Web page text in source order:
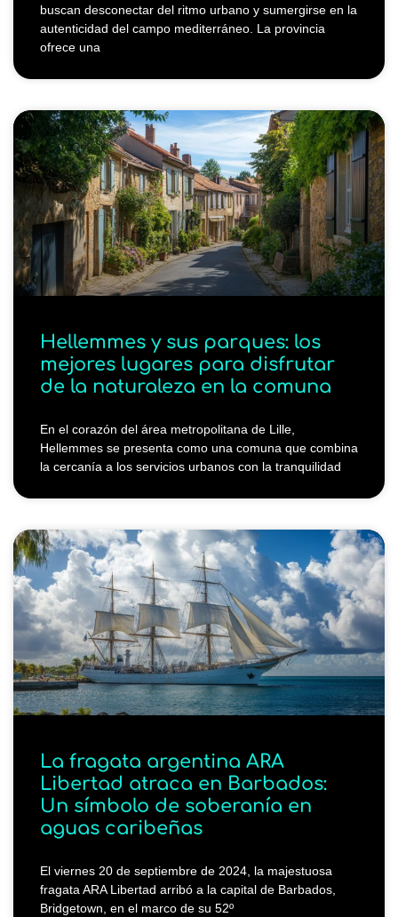
buscan desconectar del ritmo urbano y sumergirse en la
autenticidad del campo mediterráneo. La provincia
ofrece una
Hellemmes y sus parques: los
mejores lugares para disfrutar
de la naturaleza en la comuna
En el corazón del área metropolitana de Lille,
Hellemmes se presenta como una comuna que combina
la cercanía a los servicios urbanos con la tranquilidad
La fragata argentina ARA
Libertad atraca en Barbados:
Un símbolo de soberanía en
aguas caribeñas
El viernes 20 de septiembre de 2024, la majestuosa
fragata ARA Libertad arribó a la capital de Barbados,
Bridgetown, en el marco de su 52º